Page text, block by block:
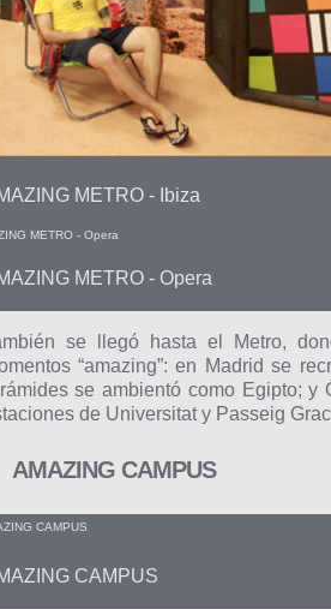
METRO - Ibiza
METRO - Opera
se llegó hasta el Metro,
“amazing”: en Madrid se
se ambientó como Egipto; y
de Universitat y Passeig
AMAZING CAMPUS
CAMPUS